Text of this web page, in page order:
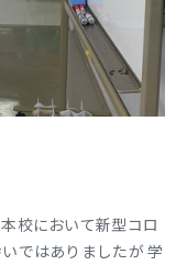
校において新型コロ
ではありましたが 学